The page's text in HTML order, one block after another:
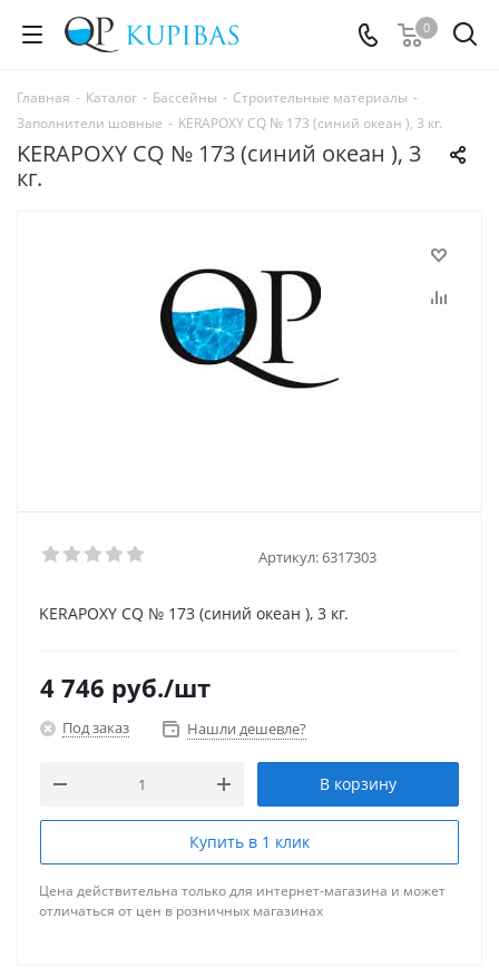
0
Главная - Каталог - Бассейны - Строительные материалы -
Заполнители шовные - KERAPOXY CQ № 173 (синий океан ), 3 кг.
KERAPOXY CQ № 173 (синий океан ), 3
кг.
Артикул:6317303
KERAPOXY CQ № 173 (синий океан ), 3 кг.
4 746 руб./шт
Под заказ Нашли дешевле?
В корзину
Купить в 1 клик
Цена действительна только для интернет-магазина и может
отличаться от цен в розничных магазинах